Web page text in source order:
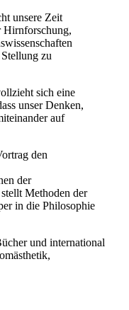
unsere Zeit
Hirnforschung,
zu
sich eine
unser Denken,
auf
den
der
Methoden der
in die Philosophie
und international